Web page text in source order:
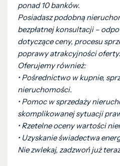
ponad 10 banków.
Posiadasz podobną
bezpłatnej konsultacji –
dotyczące ceny, procesu
poprawy atrakcyjności oferty.
Oferujemy również:
•⁠ ⁠Pośrednictwo w kupnie,
nieruchomości.
•⁠ ⁠Pomoc w sprzedaży
skomplikowanej sytuacji
•⁠ ⁠Rzetelne oceny wartości
•⁠ ⁠Uzyskanie świadectwa
Nie zwlekaj, zadzwoń już